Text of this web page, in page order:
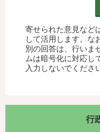
寄せられた意見など
して活用します。な
別の回答は、行いま
ムは暗号化に対応し
入力しないでくださ
行